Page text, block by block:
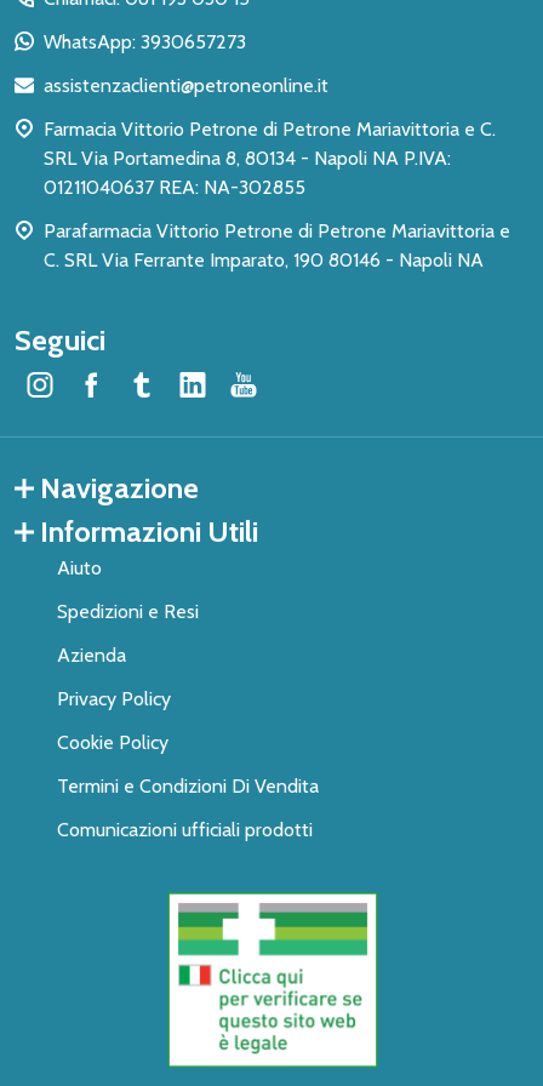
piè
pagina
WhatsApp: 3930657273
assistenzaclienti@petroneonline.it
Farmacia Vittorio Petrone di Petrone Mariavittoria e C.
SRL Via Portamedina 8, 80134 - Napoli NA P.IVA:
01211040637 REA: NA-302855
Parafarmacia Vittorio Petrone di Petrone Mariavittoria e
C. SRL Via Ferrante Imparato, 190 80146 - Napoli NA
Seguici
Navigazione
Informazioni Utili
Aiuto
Spedizioni e Resi
Azienda
Privacy Policy
Cookie Policy
Termini e Condizioni Di Vendita
Comunicazioni ufficiali prodotti